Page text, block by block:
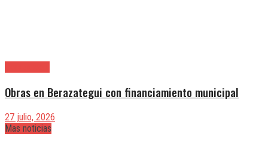
Obras en Berazategui con financiamiento municipal
27 julio, 2026
Mas noticias